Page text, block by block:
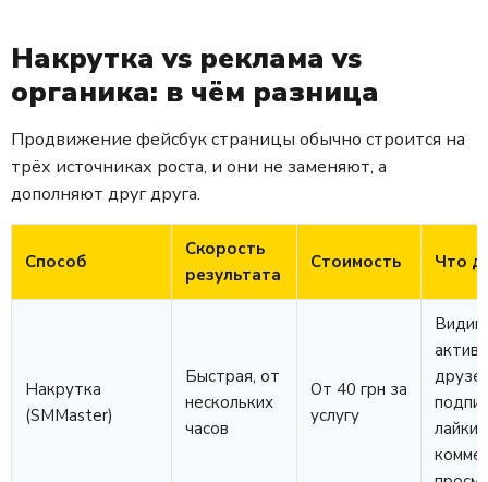
Накрутка vs реклама vs
органика: в чём разница
Продвижение фейсбук страницы обычно строится на
трёх источниках роста, и они не заменяют, а
дополняют друг друга.
Способ
Скорость
результата
Стоимость Что
Накрутка
(SMMaster)
Быстрая, от
нескольких
часов
От 40 грн за
услугу
лайки,